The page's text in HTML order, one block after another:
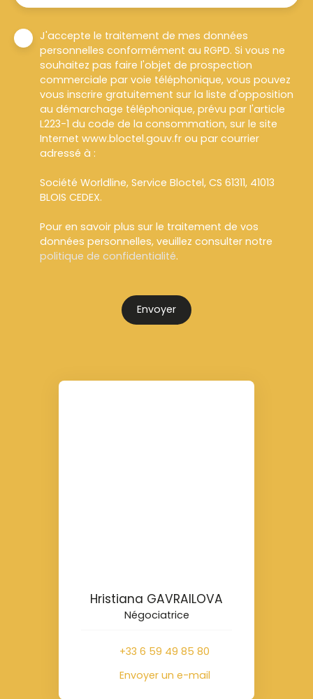
J'accepte le traitement de mes données
personnelles conformément au RGPD. Si vous ne
souhaitez pas faire l'objet de prospection
commerciale par voie téléphonique, vous pouvez
vous inscrire gratuitement sur la liste d'opposition
au démarchage téléphonique, prévu par l'article
L223-1 du code de la consommation, sur le site
Internet www.bloctel.gouv.fr ou par courrier
adressé à :
Société Worldline, Service Bloctel, CS 61311, 41013
BLOIS CEDEX.
Pour en savoir plus sur le traitement de vos
données personnelles, veuillez consulter notre
politique de confidentialité.
Envoyer
Hristiana GAVRAILOVA
Négociatrice
+33 6 59 49 85 80
Envoyer un e-mail